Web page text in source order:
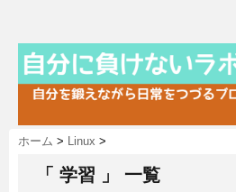
ホーム > Linux >
「 学習 」 一覧